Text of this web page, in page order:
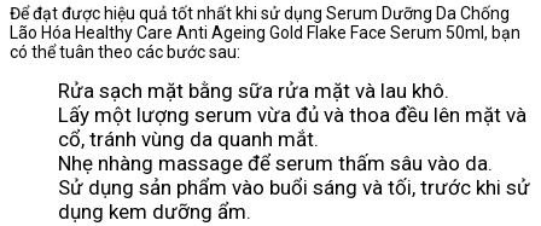
Để đạt được hiệu quả tốt nhất khi sử dụng Serum Dưỡng Da Chống
Lão Hóa Healthy Care Anti Ageing Gold Flake Face Serum 50ml, bạn
có thể tuân theo các bước sau:
Rửa sạch mặt bằng sữa rửa mặt và lau khô.
Lấy một lượng serum vừa đủ và thoa đều lên mặt và
cổ, tránh vùng da quanh mắt.
Nhẹ nhàng massage để serum thấm sâu vào da.
Sử dụng sản phẩm vào buổi sáng và tối, trước khi sử
dụng kem dưỡng ẩm.